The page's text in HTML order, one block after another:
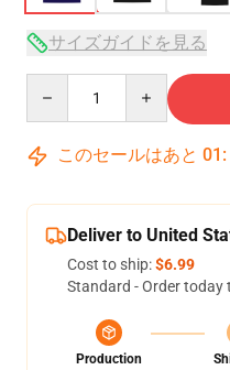
サイズガイドを見る
このセールはあと 01 :
Deliver to United
Cost to ship:$6.99
Standard - Order today
Production